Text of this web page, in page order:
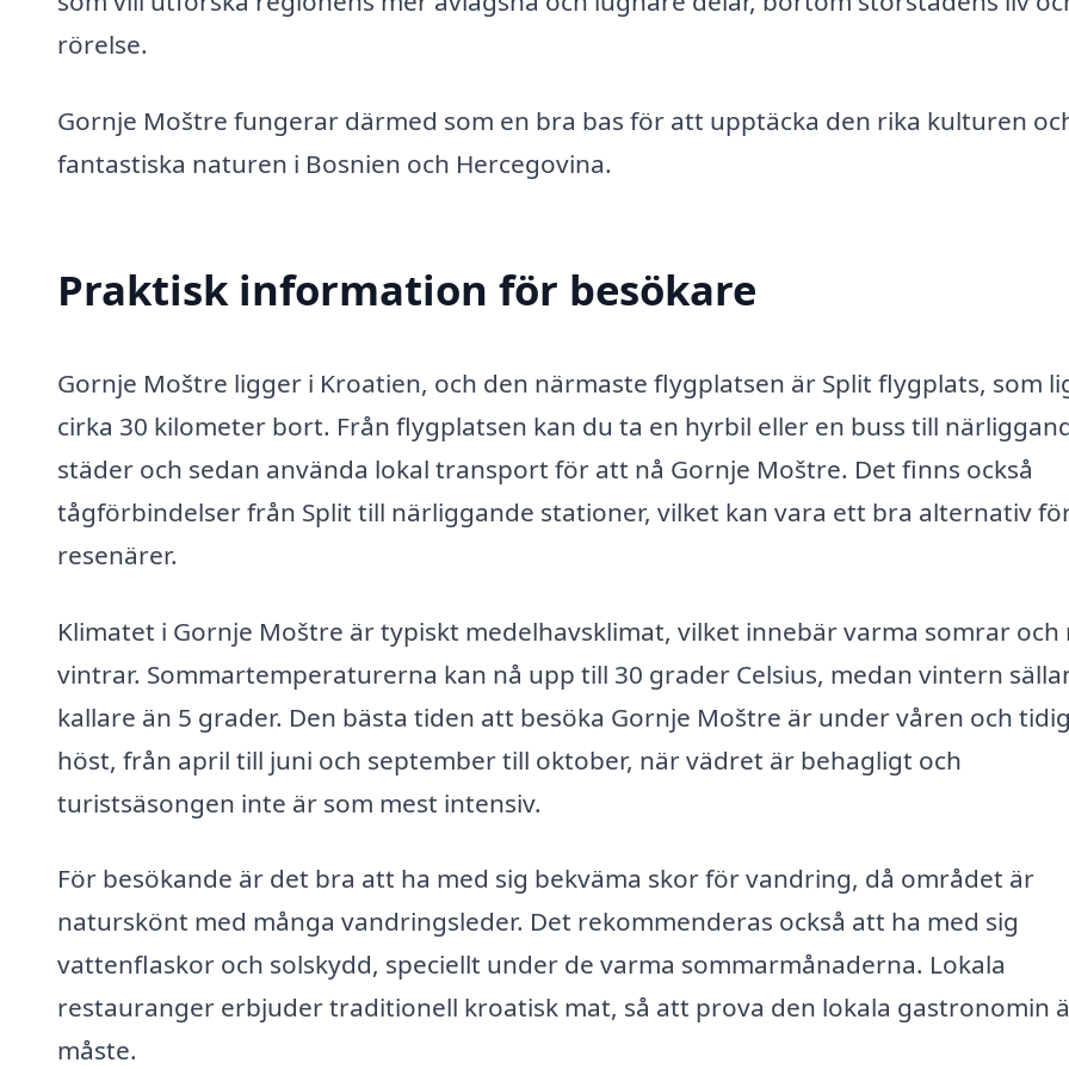
rörelse.
Gornje Moštre fungerar därmed som en bra bas för att upptäcka den rika kulturen
fantastiska naturen i Bosnien och Hercegovina.
Praktisk information för besökare
Gornje Moštre ligger i Kroatien, och den närmaste flygplatsen är Split flygplats, som
cirka 30 kilometer bort. Från flygplatsen kan du ta en hyrbil eller en buss till
städer och sedan använda lokal transport för att nå Gornje Moštre. Det finns också
tågförbindelser från Split till närliggande stationer, vilket kan vara ett bra alternativ
resenärer.
Klimatet i Gornje Moštre är typiskt medelhavsklimat, vilket innebär varma somrar och
vintrar. Sommartemperaturerna kan nå upp till 30 grader Celsius, medan vintern
kallare än 5 grader. Den bästa tiden att besöka Gornje Moštre är under våren och tidig
höst, från april till juni och september till oktober, när vädret är behagligt och
turistsäsongen inte är som mest intensiv.
För besökande är det bra att ha med sig bekväma skor för vandring, då området är
naturskönt med många vandringsleder. Det rekommenderas också att ha med sig
vattenflaskor och solskydd, speciellt under de varma sommarmånaderna. Lokala
restauranger erbjuder traditionell kroatisk mat, så att prova den lokala gastronomin
måste.